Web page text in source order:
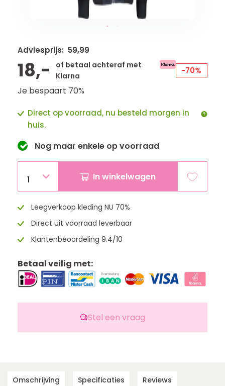
Adviesprijs: 59,99
18,-
of betaal achteraf met
Klarna
-70%
Je bespaart 70%
Direct op voorraad, nu besteld morgen in
huis.
Nog maar enkele op voorraad
1 In winkelwagen
Leegverkoop kleding NU 70%
Direct uit voorraad leverbaar
Klantenbeoordeling 9.4/10
Betaal veilig met:
Stel een vraag
Omschrijving Specificaties Reviews